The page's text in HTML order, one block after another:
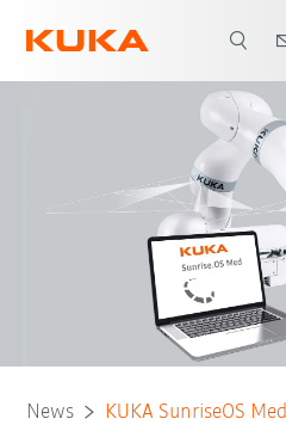
News KUKA SunriseOS Med